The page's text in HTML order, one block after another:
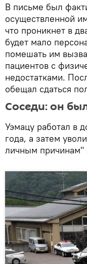
В письме был
осуществленной
что проникнет в
будет мало
помешать им
пациентов с
недостатками.
обещал сдаться
Соседи: он
Уэмацу работал в
года, а затем
личным причинам"